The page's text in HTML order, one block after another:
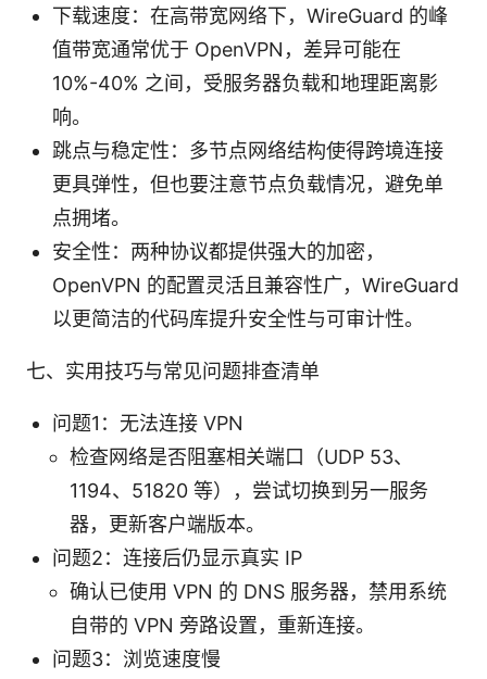
下载速度：在高带宽网络下，WireGuard 的峰
值带宽通常优于 OpenVPN，差异可能在
10%-40% 之间，受服务器负载和地理距离影
响。
跳点与稳定性：多节点网络结构使得跨境连接
更具弹性，但也要注意节点负载情况，避免单
点拥堵。
安全性：两种协议都提供强大的加密，
OpenVPN 的配置灵活且兼容性广，WireGuard
以更简洁的代码库提升安全性与可审计性。
七、实用技巧与常见问题排查清单
问题1：无法连接 VPN
检查网络是否阻塞相关端口（UDP 53、
1194、51820 等），尝试切换到另一服务
器，更新客户端版本。
问题2：连接后仍显示真实 IP
确认已使用 VPN 的 DNS 服务器，禁用系统
自带的 VPN 旁路设置，重新连接。
问题3：浏览速度慢